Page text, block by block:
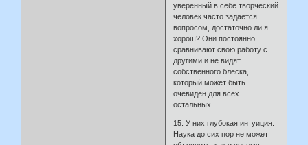
уверенный в себе творческий
человек часто задается
вопросом, достаточно ли я
хорош? Они постоянно
сравнивают свою работу с
другими и не видят
собственного блеска,
который может быть
очевиден для всех
остальных.
15. У них глубокая интуиция.
Наука до сих пор не может